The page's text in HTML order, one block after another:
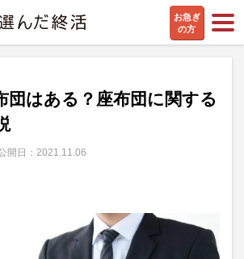
お急ぎ
の方
団はある？座布団に関する
開日：2021.11.06